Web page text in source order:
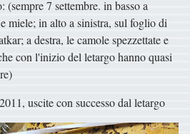
7 settembre. in basso a
miele; in alto a sinistra, sul foglio di
a destra, le camole spezzettate e
con l'inizio del letargo hanno quasi
uscite con successo dal letargo